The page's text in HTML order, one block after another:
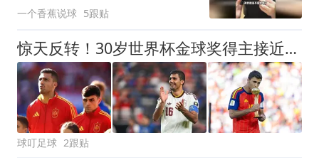
一个香蕉说球 5跟贴
惊天反转！30岁世界杯金球奖得主接近加盟巴萨！皇马可能白忙一场
球叮足球 2跟贴